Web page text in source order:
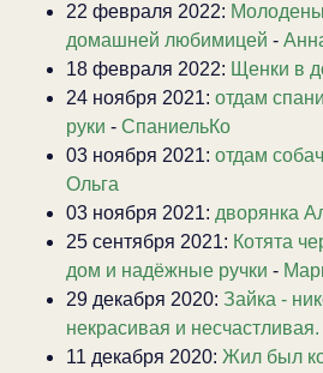
22 февраля 2022:
домашней любимицей -
18 февраля 2022: Щенки в
24 ноября 2021: отдам
руки - СпаниельКо
03 ноября 2021: отдам
Ольга
03 ноября 2021: дворянка
25 сентября 2021: Котята
дом и надёжные ручки -
29 декабря 2020: Зайка -
некрасивая и несчастливая.
11 декабря 2020: Жил был